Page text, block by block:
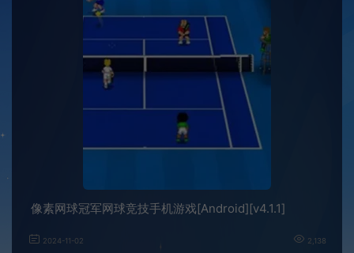
像素网球冠军网球竞技手机游戏[Android][v4.1.1]
2024-11-02 2,138